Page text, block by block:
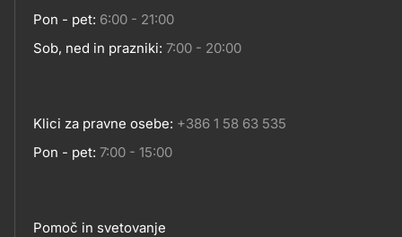
Pon - pet: 6:00 - 21:00
Sob, ned in prazniki: 7:00 - 20:00
Klici za pravne osebe: +386 1 58 63 535
Pon - pet: 7:00 - 15:00
Pomoč in svetovanje